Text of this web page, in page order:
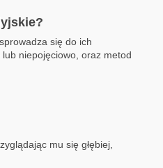
się do ich
niepojęciowo, oraz metod
mu się głębiej,